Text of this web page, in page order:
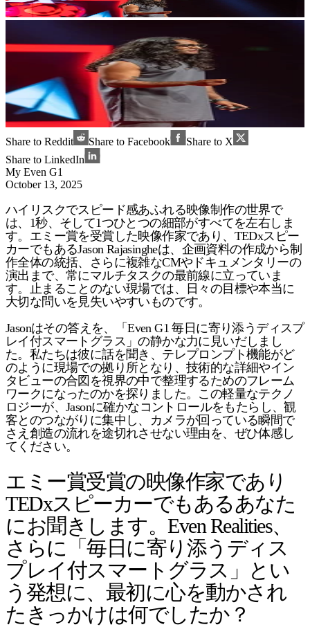
Share to Reddit Share to Facebook
Share to X
Share to LinkedIn
My Even G1
October 13, 2025
ハイリスクでスピード感あふれる映像制作の世界で
は、1秒、そして1つひとつの細部がすべてを左右しま
す。エミー賞を受賞した映像作家であり、TEDxスピー
カーでもあるJason Rajasingheは、企画資料の作成から制
作全体の統括、さらに複雑なCMやドキュメンタリーの
演出まで、常にマルチタスクの最前線に立っていま
す。止まることのない現場では、日々の目標や本当に
大切な問いを見失いやすいものです。
Jasonはその答えを、「Even G1 毎日に寄り添うディスプ
レイ付スマートグラス」の静かな力に見いだしまし
た。私たちは彼に話を聞き、テレプロンプト機能がど
のように現場での拠り所となり、技術的な詳細やイン
タビューの合図を視界の中で整理するためのフレーム
ワークになったのかを探りました。この軽量なテクノ
ロジーが、Jasonに確かなコントロールをもたらし、観
客とのつながりに集中し、カメラが回っている瞬間で
さえ創造の流れを途切れさせない理由を、ぜひ体感し
てください。
エミー賞受賞の映像作家であり
TEDxスピーカーでもあるあなた
にお聞きします。Even Realities、
さらに「毎日に寄り添うディス
プレイ付スマートグラス」とい
う発想に、最初に心を動かされ
たきっかけは何でしたか？